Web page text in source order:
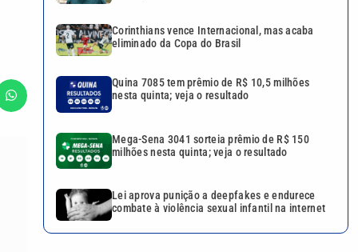
Corinthians vence Internacional, mas acaba
eliminado da Copa do Brasil
Quina 7085 tem prêmio de R$ 10,5 milhões
nesta quinta; veja o resultado
Mega-Sena 3041 sorteia prêmio de R$ 150
milhões nesta quinta; veja o resultado
Lei aprova punição a deepfakes e endurece
combate à violência sexual infantil na internet